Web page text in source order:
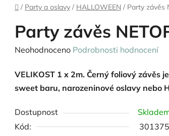
Domů
/ Party a oslavy / HALLOWEEN / Party závěs
Party závěs
Průměrné
produktu
je
z
5
Neohodnoceno Podrobnosti hodnocení
VELIKOST 1 x 2m. Černý foliový závěs
sweet baru, narozeninové oslavy nebo
Dostupnost
Kód: